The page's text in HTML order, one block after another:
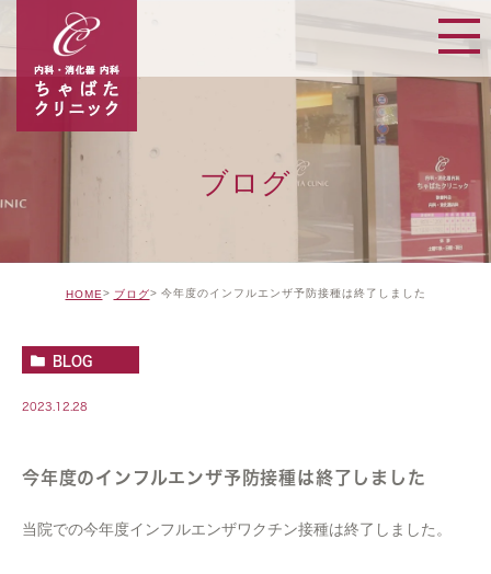
ブログ
HOME ブログ 今年度のインフルエンザ予防接種は終了しました
BLOG
2023.12.28
今年度のインフルエンザ予防接種は終了しました
当院での今年度インフルエンザワクチン接種は終了しました。